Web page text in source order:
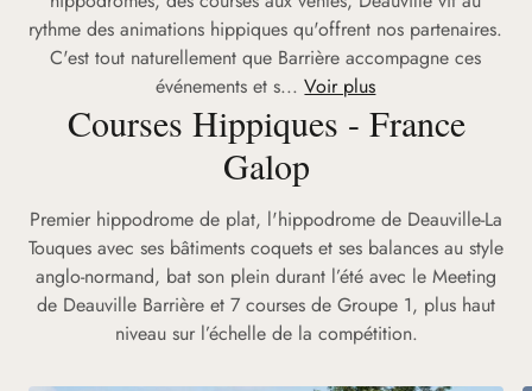
rythme des animations hippiques qu'offrent nos partenaires.
C'est tout naturellement que Barrière accompagne ces
événements et s... Voir plus
Courses Hippiques - France
Galop
Premier hippodrome de plat, l'hippodrome de Deauville-La
Touques avec ses bâtiments coquets et ses balances au style
anglo-normand, bat son plein durant l’été avec le Meeting
de Deauville Barrière et 7 courses de Groupe 1, plus haut
niveau sur l’échelle de la compétition.